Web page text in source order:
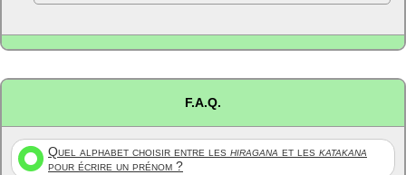
F.A.Q.
Quel alphabet choisir entre les hiragana et les katakana
pour écrire un prénom ?